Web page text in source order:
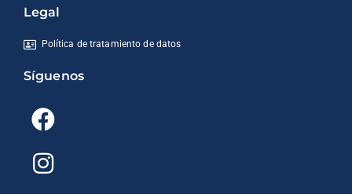
Legal
Política de tratamiento de datos
Síguenos